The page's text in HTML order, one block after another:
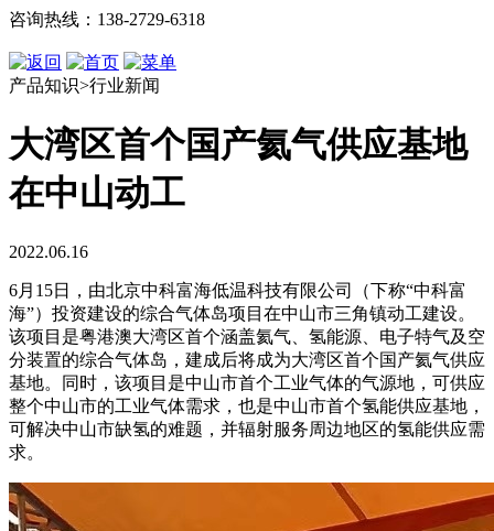
咨询热线：138-2729-6318
产品知识>行业新闻
大湾区首个国产氦气供应基地
在中山动工
2022.06.16
6月15日，由北京中科富海低温科技有限公司（下称“中科富
海”）投资建设的综合气体岛项目在中山市三角镇动工建设。
该项目是粤港澳大湾区首个涵盖氦气、氢能源、电子特气及空
分装置的综合气体岛，建成后将成为大湾区首个国产氦气供应
基地。同时，该项目是中山市首个工业气体的气源地，可供应
整个中山市的工业气体需求，也是中山市首个氢能供应基地，
可解决中山市缺氢的难题，并辐射服务周边地区的氢能供应需
求。